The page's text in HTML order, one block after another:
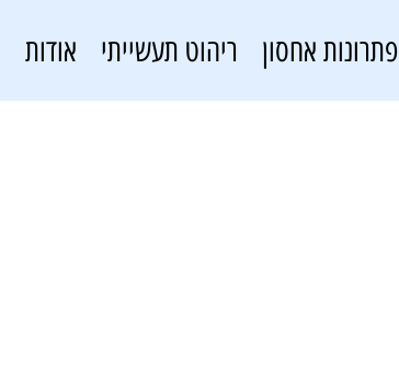
פתרונות אחסון ריהוט תעשייתי אודות